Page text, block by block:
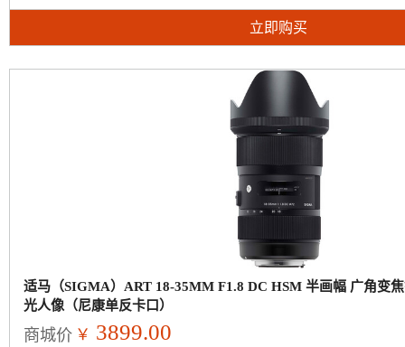
立即购买
适马（SIGMA）ART 18-35MM F1.8 DC HSM 半画幅 广角变
光人像（尼康单反卡口）
商城价 ￥ 3899.00